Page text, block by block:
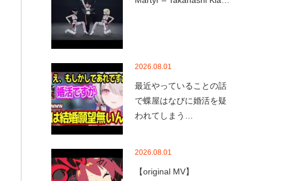
2026.08.01
最近やっていることの話
で蝶屋はなびに婚活を疑
われてしまう…
2026.08.01
【original MV】